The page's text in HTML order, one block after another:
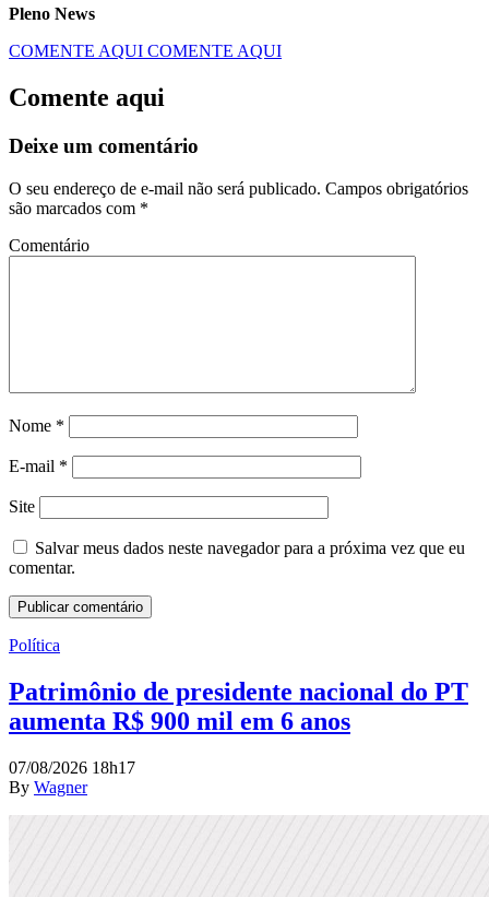
Pleno News
COMENTE AQUI COMENTE AQUI
Comente aqui
Deixe um comentário
O seu endereço de e-mail não será publicado. Campos obrigatórios
são marcados com *
Comentário
Nome *
E-mail *
Site
Salvar meus dados neste navegador para a próxima vez que eu
comentar.
Política
Patrimônio de presidente nacional do PT
aumenta R$ 900 mil em 6 anos
07/08/2026 18h17
By Wagner